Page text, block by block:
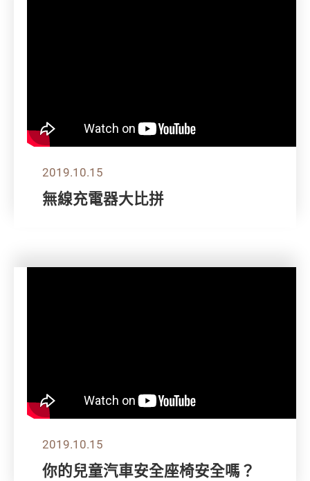
2019.10.15
無線充電器大比拼
2019.10.15
你的兒童汽車安全座椅安全嗎？